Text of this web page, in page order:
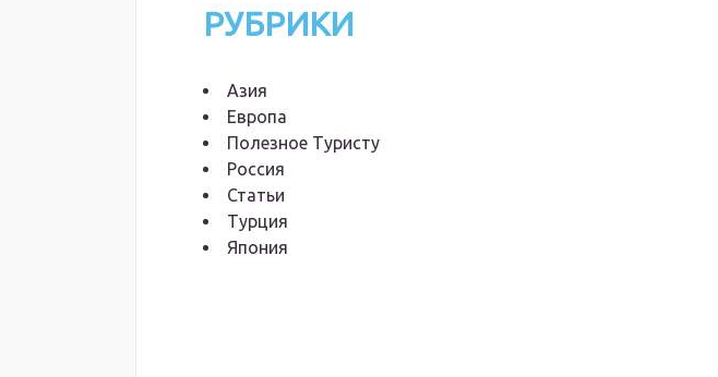
РУБРИКИ
Азия
Европа
Полезное Туристу
Россия
Статьи
Турция
Япония